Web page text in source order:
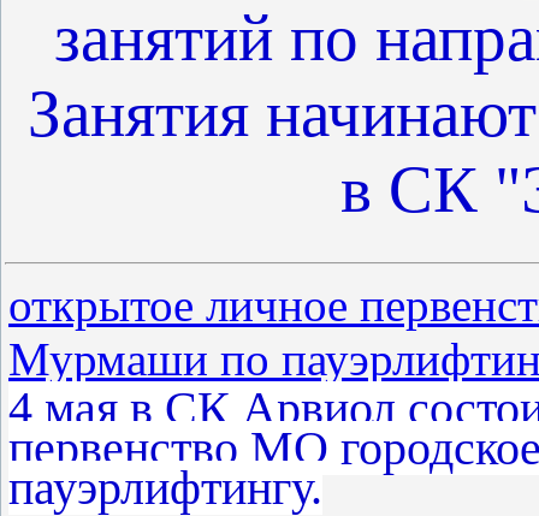
занятий по
Занятия
в СК
открытое личное
Мурмаши по
4 мая в СК Арвиол
первенство МО
пауэрлифтингу.